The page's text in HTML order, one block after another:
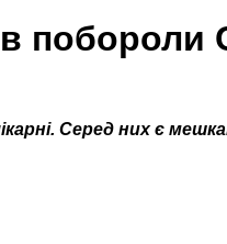
побороли
Серед них є